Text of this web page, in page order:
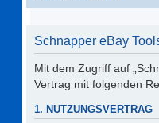
Schnapper eBay
Mit dem Zugriff auf
Vertrag mit folgenden
1. NUTZUNGSVERTRAG